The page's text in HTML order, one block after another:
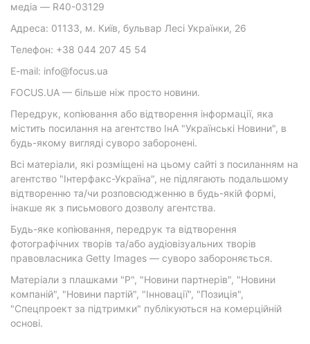
медіа — R40-03129
Адреса: 01133, м. Київ, бульвар Лесі Українки, 26
Телефон: +38 044 207 45 54
E-mail: info@focus.ua
FOCUS.UA — більше ніж просто новини.
Передрук, копіювання або відтворення інформації, яка
містить посилання на агентство ІнА "Українські Новини", в
будь-якому вигляді суворо заборонені.
Всі матеріали, які розміщені на цьому сайті з посиланням на
агентство "Інтерфакс-Україна", не підлягають подальшому
відтворенню та/чи розповсюдженню в будь-якій формі,
інакше як з письмового дозволу агентства.
Будь-яке копіювання, передрук та відтворення
фотографічних творів та/або аудіовізуальних творів
правовласника Getty Images — суворо забороняється.
Матеріали з плашками "Р", "Новини партнерів", "Новини
компаній", "Новини партій", "Інновації", "Позиція",
"Спецпроект за підтримки" публікуються на комерційній
основі.